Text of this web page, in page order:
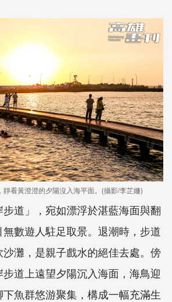
看黃澄澄的夕陽沒入海平面。(攝影/李芷姍)
道」，宛如漂浮於湛藍海面與翻
數遊人駐足取景。退潮時，步道
灘，是親子戲水的絕佳去處。傍
道上遠望夕陽沉入海面，海鳥迎
魚群悠游聚集，構成一幅充滿生